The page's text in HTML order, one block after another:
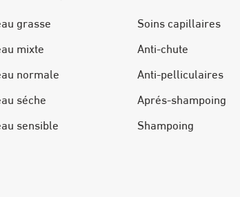
grasse
mixte
normale
séche
sensible
Soins capillaires
Anti-chute
Anti-pelliculaires
Aprés-shampoing
Shampoing